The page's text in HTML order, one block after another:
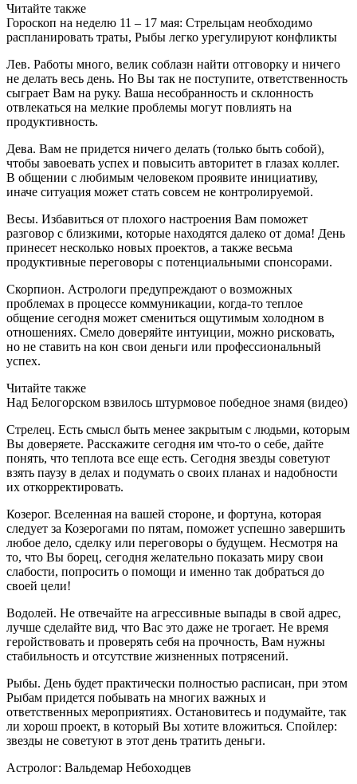
Читайте также
Гороскоп на неделю 11 – 17 мая: Стрельцам необходимо
распланировать траты, Рыбы легко урегулируют конфликты
Лев. Работы много, велик соблазн найти отговорку и ничего
не делать весь день. Но Вы так не поступите, ответственность
сыграет Вам на руку. Ваша несобранность и склонность
отвлекаться на мелкие проблемы могут повлиять на
продуктивность.
Дева. Вам не придется ничего делать (только быть собой),
чтобы завоевать успех и повысить авторитет в глазах коллег.
В общении с любимым человеком проявите инициативу,
иначе ситуация может стать совсем не контролируемой.
Весы. Избавиться от плохого настроения Вам поможет
разговор с близкими, которые находятся далеко от дома! День
принесет несколько новых проектов, а также весьма
продуктивные переговоры с потенциальными спонсорами.
Скорпион. Астрологи предупреждают о возможных
проблемах в процессе коммуникации, когда-то теплое
общение сегодня может смениться ощутимым холодном в
отношениях. Смело доверяйте интуиции, можно рисковать,
но не ставить на кон свои деньги или профессиональный
успех.
Читайте также
Над Белогорском взвилось штурмовое победное знамя (видео)
Стрелец. Есть смысл быть менее закрытым с людьми, которым
Вы доверяете. Расскажите сегодня им что-то о себе, дайте
понять, что теплота все еще есть. Сегодня звезды советуют
взять паузу в делах и подумать о своих планах и надобности
их откорректировать.
Козерог. Вселенная на вашей стороне, и фортуна, которая
следует за Козерогами по пятам, поможет успешно завершить
любое дело, сделку или переговоры о будущем. Несмотря на
то, что Вы борец, сегодня желательно показать миру свои
слабости, попросить о помощи и именно так добраться до
своей цели!
Водолей. Не отвечайте на агрессивные выпады в свой адрес,
лучше сделайте вид, что Вас это даже не трогает. Не время
геройствовать и проверять себя на прочность, Вам нужны
стабильность и отсутствие жизненных потрясений.
Рыбы. День будет практически полностью расписан, при этом
Рыбам придется побывать на многих важных и
ответственных мероприятиях. Остановитесь и подумайте, так
ли хорош проект, в который Вы хотите вложиться. Спойлер:
звезды не советуют в этот день тратить деньги.
Астролог: Вальдемар Небоходцев